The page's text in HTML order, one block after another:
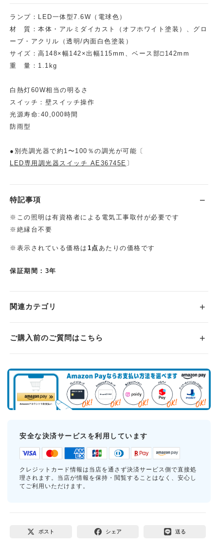
ランプ：LED一体型7.6W（電球色）
材 質：本体・アルミダイカスト（オフホワイト塗装）、グロ
ーブ・アクリル（透明/内面白色塗装）
サイズ：高148×幅142×出幅115mm、ベース部□142mm
重 量：1.1kg
白熱灯60W相当の明るさ
スイッチ：壁スイッチ操作
光源寿命:40,000時間
防雨型
●別売調光器で約1〜100％の調光が可能〔
LED専用調光器スイッチ AE36745E 〕
特記事項
※この照明は有資格者による電気工事取付が必要です
※絶縁台不要
※表示されている価格は 1点あたりの価格です
保証期間：3年
関連カテゴリ
ご購入前のご質問はこちら
安全な決済サービスを利用しています
クレジットカード情報は当店を通さず決済サービス側で直接処
理されます。当店が情報を保持・閲覧することはなく、安心し
てご利用いただけます。
ポスト シェア 送る